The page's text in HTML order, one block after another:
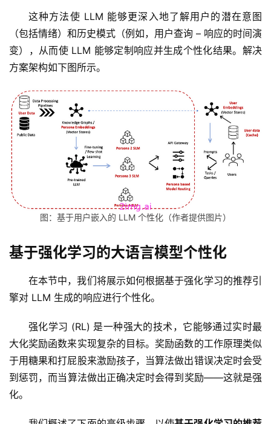
逆
熵
绘
字
形
青
龙
绘
A
I
产
品
目
这种方法使 LLM 能够更深入地了解用户的潜在意图
（包括情绪）和历史模式（例如，用户查询 – 响应的时间演
变），从而使 LLM 能够定制响应并生成个性化结果。解决
方案架构如下图所示。
图：基于用户嵌入的 LLM 个性化（作者提供图片）
基于强化学习的大语言模型个性化
在本节中，我们将展示如何根据基于强化学习的推荐引
擎对 LLM 生成的响应进行个性化。
强化学习 (RL) 是一种强大的技术，它能够通过实时最
大化奖励函数来实现复杂的目标。奖励函数的工作原理类似
于用糖果和打屁股来激励孩子，当算法做出错误决定时会受
到惩罚，而当算法做出正确决定时会得到奖励——这就是强
化。